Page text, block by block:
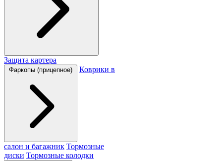
Защита картера
Фаркопы (прицепное) Коврики в
салон и багажник Тормозные
диски Тормозные колодки